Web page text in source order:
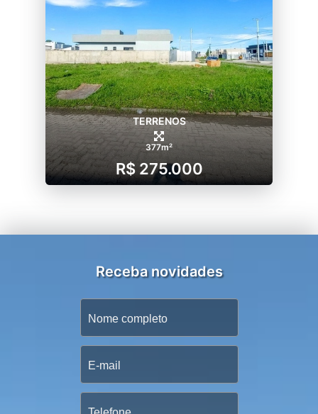
TERRENOS
377m²
R$ 275.000
Receba novidades